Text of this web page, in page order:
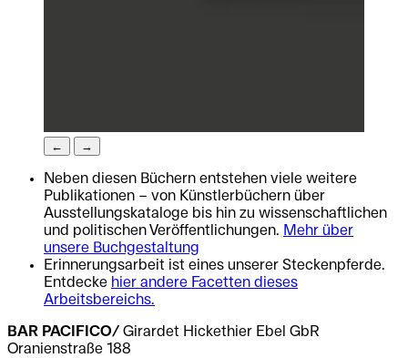
← →
Neben diesen Büchern entstehen viele weitere
Publikationen – von Künstlerbüchern über
Ausstellungskataloge bis hin zu wissenschaftlichen
und politischen Veröffentlichungen. Mehr über
unsere Buchgestaltung
Erinnerungsarbeit ist eines unserer Steckenpferde.
Entdecke hier andere Facetten dieses
Arbeitsbereichs.
BAR PACIFICO/ Girardet Hickethier Ebel GbR
Oranienstraße 188